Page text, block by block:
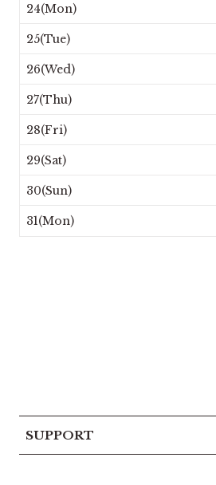
24(Mon)
25(Tue)
26(Wed)
27(Thu)
28(Fri)
29(Sat)
30(Sun)
31(Mon)
SUPPORT